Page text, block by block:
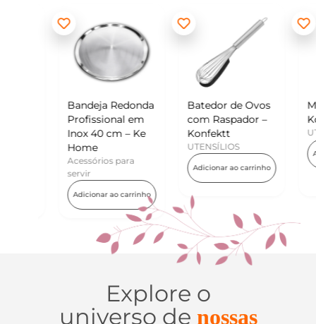
Bandeja Redonda
Profissional em
Inox 40 cm – Ke
Home
Acessórios para
servir
Adicionar ao carrinho
Batedor de Ovos
com Raspador –
Konfektt
UTENSÍLIOS
Adicionar ao carrinho
Explore o
universo de nossas